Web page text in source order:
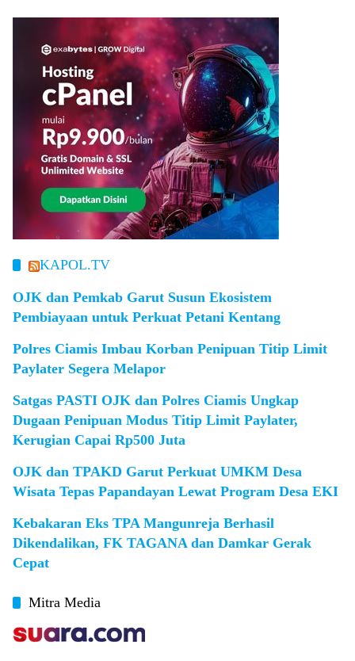
KAPOL.TV
OJK dan Pemkab Garut Susun Ekosistem
Pembiayaan untuk Perkuat Petani Kentang
Polres Ciamis Imbau Korban Penipuan Titip Limit
Paylater Segera Melapor
Satgas PASTI OJK dan Polres Ciamis Ungkap
Dugaan Penipuan Modus Titip Limit Paylater,
Kerugian Capai Rp500 Juta
OJK dan TPAKD Garut Perkuat UMKM Desa
Wisata Tepas Papandayan Lewat Program Desa EKI
Kebakaran Eks TPA Mangunreja Berhasil
Dikendalikan, FK TAGANA dan Damkar Gerak
Cepat
Mitra Media